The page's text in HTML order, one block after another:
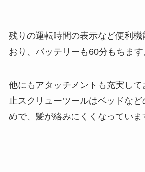
残りの運転時間の表示など便利機
おり、バッテリーも60分もちます
他にもアタッチメントも充実し
止スクリューツールはベッドなど
めで、髪が絡みにくくなっていま